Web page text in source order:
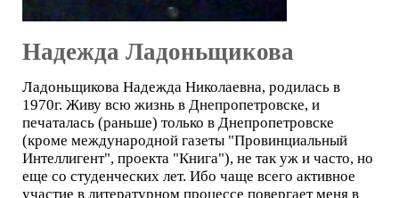
Надежда Ладоньщикова
Ладоньщикова Надежда Николаевна, родилась в
1970г. Живу всю жизнь в Днепропетровске, и
печаталась (раньше) только в Днепропетровске
(кроме международной газеты "Провинциальный
Интеллигент", проекта "Книга"), не так уж и часто, но
еще со студенческих лет. Ибо чаще всего активное
участие в литературном процессе повергает меня в